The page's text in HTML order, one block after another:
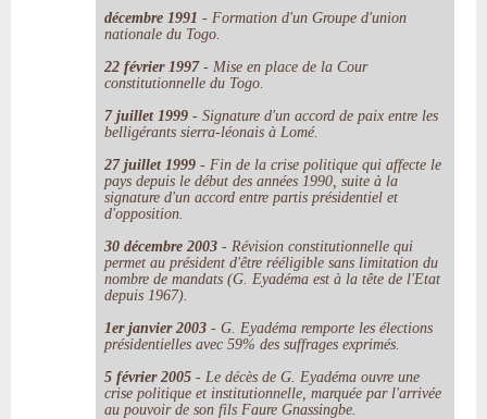
décembre 1991 - Formation d'un Groupe d'union
nationale du Togo.
22 février 1997- Mise en place de la Cour
constitutionnelle du Togo.
7 juillet 1999 - Signature d'un accord de paix entre les
belligérants sierra-léonais à Lomé.
27 juillet 1999 - Fin de la crise politique qui affecte le
pays depuis le début des années 1990, suite à la
signature d'un accord entre partis présidentiel et
d'opposition.
30 décembre 2003 - Révision constitutionnelle qui
permet au président d'être rééligible sans limitation du
nombre de mandats (G. Eyadéma est à la tête de l'Etat
depuis 1967).
1er janvier 2003 - G. Eyadéma remporte les élections
présidentielles avec 59% des suffrages exprimés.
5 février 2005 - Le décès de G. Eyadéma ouvre une
crise politique et institutionnelle, marquée par l'arrivée
au pouvoir de son fils Faure Gnassingbe.